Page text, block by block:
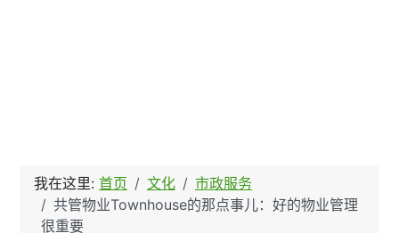
我在这里: 首页 文化
市政服务
共管物业Townhouse的那点事儿：好的物业管理
很重要